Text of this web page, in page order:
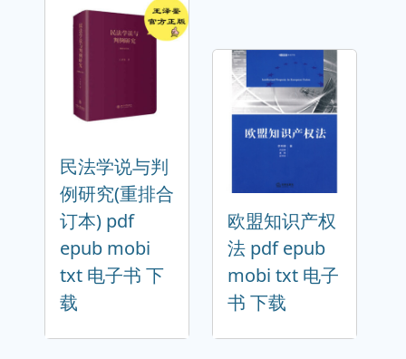
民法学说与判
例研究(重排合
订本) pdf
epub mobi
txt 电子书 下
载
欧盟知识产权
法 pdf epub
mobi txt 电子
书 下载